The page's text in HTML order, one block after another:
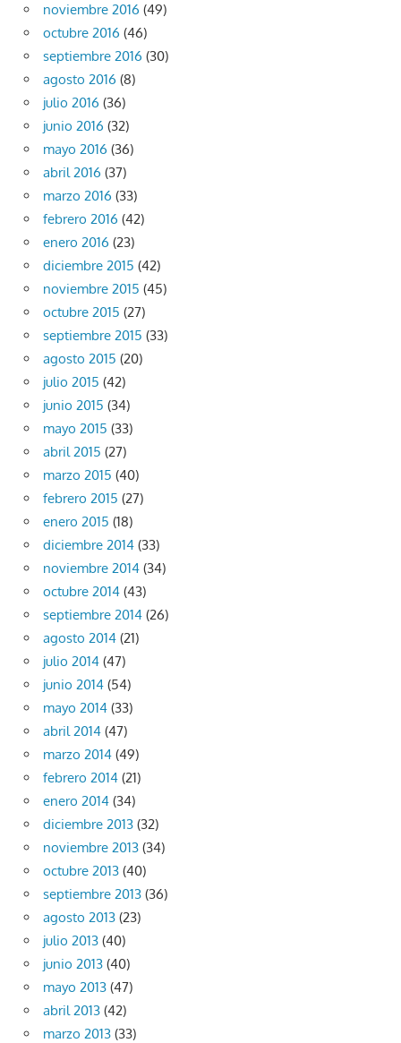
noviembre 2016 (49)
octubre 2016 (46)
septiembre 2016 (30)
agosto 2016 (8)
julio 2016 (36)
junio 2016 (32)
mayo 2016 (36)
abril 2016 (37)
marzo 2016 (33)
febrero 2016 (42)
enero 2016 (23)
diciembre 2015 (42)
noviembre 2015 (45)
octubre 2015 (27)
septiembre 2015 (33)
agosto 2015 (20)
julio 2015 (42)
junio 2015 (34)
mayo 2015 (33)
abril 2015 (27)
marzo 2015 (40)
febrero 2015 (27)
enero 2015 (18)
diciembre 2014 (33)
noviembre 2014 (34)
octubre 2014 (43)
septiembre 2014 (26)
agosto 2014 (21)
julio 2014 (47)
junio 2014 (54)
mayo 2014 (33)
abril 2014 (47)
marzo 2014 (49)
febrero 2014 (21)
enero 2014 (34)
diciembre 2013 (32)
noviembre 2013 (34)
octubre 2013 (40)
septiembre 2013 (36)
agosto 2013 (23)
julio 2013 (40)
junio 2013 (40)
mayo 2013 (47)
abril 2013 (42)
marzo 2013 (33)